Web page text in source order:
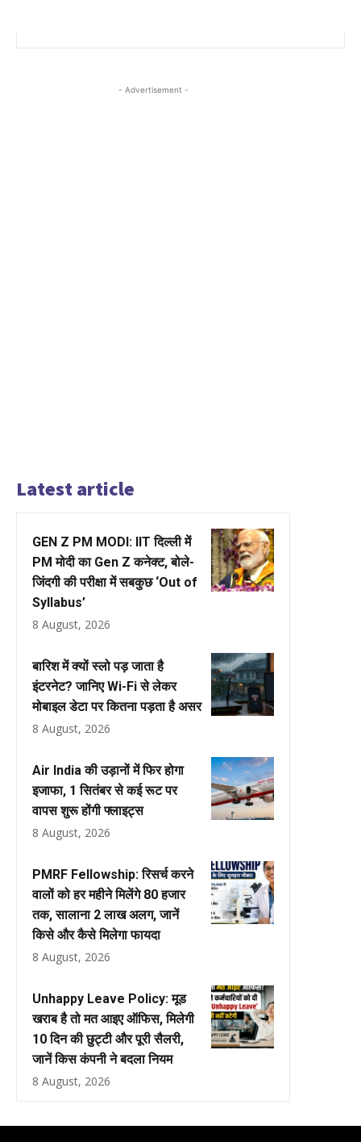
- Advertisement -
Latest article
GEN Z PM MODI: IIT दिल्ली में
PM मोदी का Gen Z कनेक्ट, बोले-
जिंदगी की परीक्षा में सबकुछ ‘Out of
Syllabus’
8 August, 2026
बारिश में क्यों स्लो पड़ जाता है
इंटरनेट? जानिए Wi-Fi से लेकर
मोबाइल डेटा पर कितना पड़ता है असर
8 August, 2026
Air India की उड़ानों में फिर होगा
इजाफा, 1 सितंबर से कई रूट पर
वापस शुरू होंगी फ्लाइट्स
8 August, 2026
PMRF Fellowship: रिसर्च करने
वालों को हर महीने मिलेंगे ₹80 हजार
तक, सालाना ₹2 लाख अलग, जानें
किसे और कैसे मिलेगा फायदा
8 August, 2026
Unhappy Leave Policy: मूड
खराब है तो मत आइए ऑफिस, मिलेगी
10 दिन की छुट्टी और पूरी सैलरी,
जानें किस कंपनी ने बदला नियम
8 August, 2026